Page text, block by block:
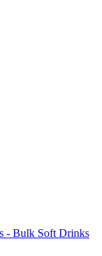
- Bulk Soft Drinks